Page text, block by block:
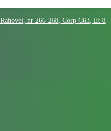
nr 266-268, Corp C63, Et 8